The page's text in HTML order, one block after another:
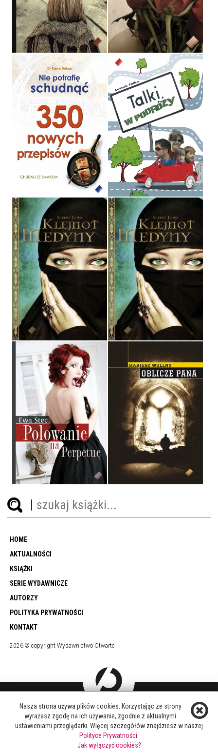
OPRAWA MIĘKKA
36,90 ZŁ
OPRAWA MIĘKKA
29,90 ZŁ
NIE POTRAFIĘ SCHUDNĄĆ
PIERRE DUKAN
OPRAWA MIĘKKA
29,90 ZŁ
TALKI W PODRÓŻY
LESZEK TALKO
OPRAWA MIĘKKA
32,90 ZŁ
KLEJNOT MEDYNY
SHERRY JONES
OPRAWA TWARDA
36,90 ZŁ
KLEJNOT MEDYNY
SHERRY JONES
OPRAWA MIĘKKA
32,90 ZŁ
POLOWANIE NA
PERPETUĘ
EWA STEC
OPRAWA MIĘKKA
29,90 ZŁ
OBLICZE PANA
MARIUSZ WOLLNY
OPRAWA MIĘKKA
34,90 ZŁ
HOME
AKTUALNOŚCI
KSIĄŻKI
SERIE WYDAWNICZE
AUTORZY
POLITYKA PRYWATNOŚCI
KONTAKT
2026 © copyright Wydawnictwo Otwarte
DOŁĄCZ DO NAS
FACEBOOK
TWITTER
Nasza strona używa plików cookies. Korzystając ze strony
wyrażasz zgodę na ich używanie, zgodnie z aktualnymi
ustawieniami przeglądarki. Więcej szczegółów znajdziesz w naszej
Polityce Prywatności.
Jak wyłączyć cookies?